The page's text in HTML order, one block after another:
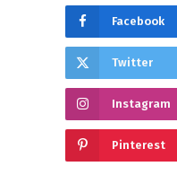
Facebook
Twitter
Instagram
Pinterest